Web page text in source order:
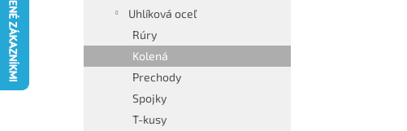
Uhlíková oceľ
Rúry
Kolená
Prechody
Spojky
T-kusy